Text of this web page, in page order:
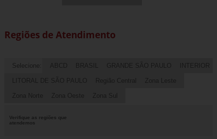
Regiões de Atendimento
Selecione: ABCD BRASIL GRANDE SÃO PAULO INTERIOR
LITORAL DE SÃO PAULO Região Central Zona Leste
Zona Norte Zona Oeste Zona Sul
Verifique as regiões que
atendemos